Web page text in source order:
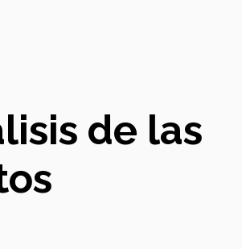
de las